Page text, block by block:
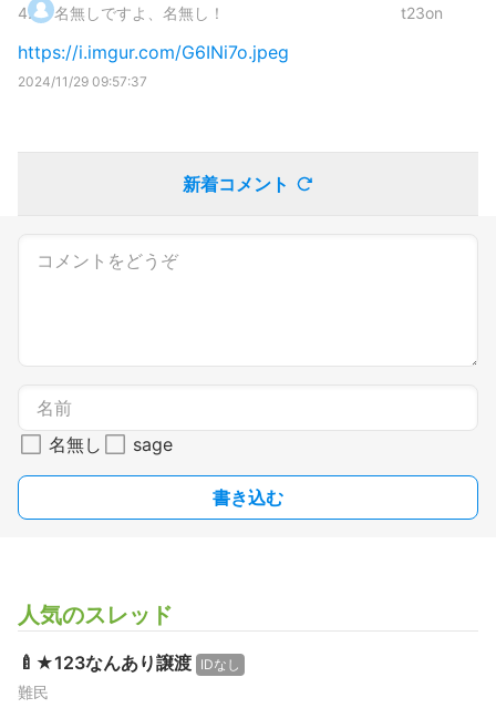
4. 名無しですよ、名無し！ t23on
https://i.imgur.com/G6INi7o.jpeg
2024/11/29 09:57:37
新着コメント
名無し sage
書き込む
人気のスレッド
🍼★123なんあり譲渡 IDなし
難民